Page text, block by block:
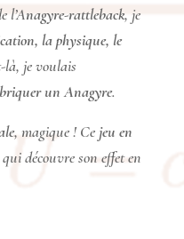
l’Anagyre-rattleback, je
la physique, le
là, je voulais
un Anagyre.
, magique ! Ce jeu en
découvre son effet en